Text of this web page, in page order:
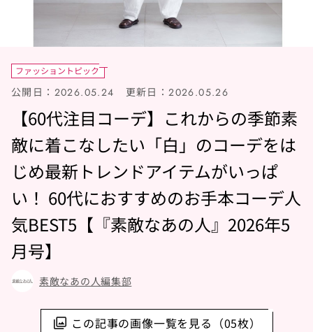
この記事の画像一覧を見る（05枚）
ファッショントピック
公開日： 2026.05.24 更新日： 2026.05.26
【60代注目コーデ】これからの季節素
敵に着こなしたい「白」のコーデをは
じめ最新トレンドアイテムがいっぱ
い！ 60代におすすめのお手本コーデ人
気BEST5【『素敵なあの人』2026年5
月号】
素敵なあの人編集部